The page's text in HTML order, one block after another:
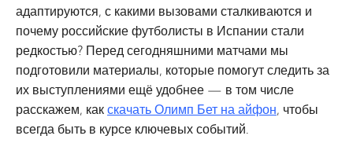
адаптируются, с какими вызовами сталкиваются и
почему российские футболисты в Испании стали
редкостью? Перед сегодняшними матчами мы
подготовили материалы, которые помогут следить за
их выступлениями ещё удобнее — в том числе
расскажем, как скачать Олимп Бет на айфон, чтобы
всегда быть в курсе ключевых событий.